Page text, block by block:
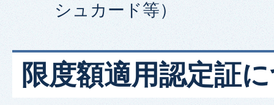
シュカード等）
限度額適用認定証